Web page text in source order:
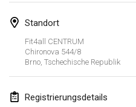
Standort
Fit4all CENTRUM
Chironova 544/8
Brno, Tschechische Republik
Registrierungsdetails
Februar 2018
3. Feb. 2018|
Tournoi de la St